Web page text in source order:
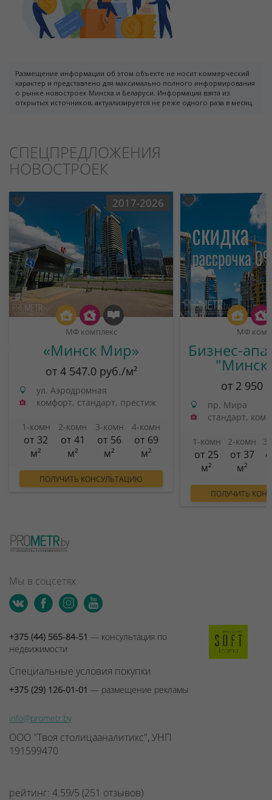
Размещение информации об этом объекте не носит коммерческий
характер и представлено для максимально полного информирования
о рынке новостроек Минска и Беларуси. Информация взята из
открытых источников, актуализируется не реже одного раза в месяц.
СПЕЦПРЕДЛОЖЕНИЯ
НОВОСТРОЕК
2017-2026
МФ комплекс
«Минск Мир»
от 4 547.0 руб./м²
ул. Аэродромная
комфорт, стандарт, престиж
1-комн
от 32
м²
2-комн
от 41
м²
3-комн
от 56
м²
4-комн
от 69
м²
ПОЛУЧИТЬ КОНСУЛЬТАЦИЮ
МФ
Бизнес-
от 2 950
пр. Мира
стандарт,
1-комн
от 25
м²
2-комн
от 37
м²
ПОЛУЧИТЬ
Мы в соцсетях
+375 (44) 565-84-51 — консультация по
недвижимости
Специальные условия покупки
+375 (29) 126-01-01 — размещение рекламы
info@prometr.by
ООО "Твоя столицааналитикс", УНП
191599470
рейтинг: 4.59/5 (251 отзывов)